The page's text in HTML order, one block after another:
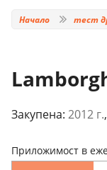
Начало тест
Закупена: 2012 г.
Приложимост в